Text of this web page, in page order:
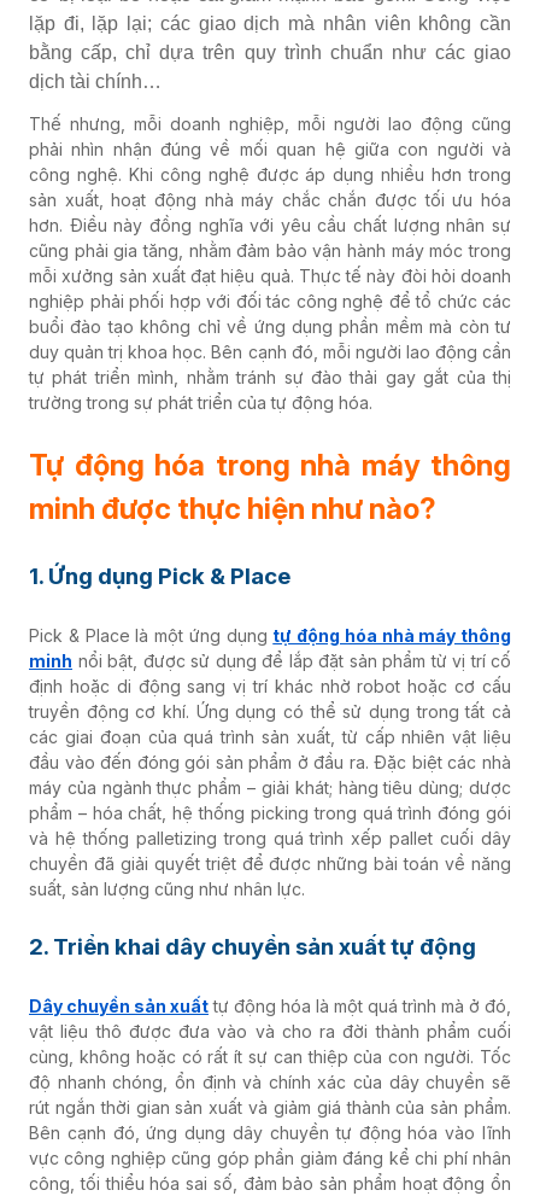
lặp đi, lặp lại; các giao dịch mà nhân viên không cần
bằng cấp, chỉ dựa trên quy trình chuẩn như các giao
dịch tài chính…
Thế nhưng, mỗi doanh nghiệp, mỗi người lao động cũng
phải nhìn nhận đúng về mối quan hệ giữa con người và
công nghệ. Khi công nghệ được áp dụng nhiều hơn trong
sản xuất, hoạt động nhà máy chắc chắn được tối ưu hóa
hơn. Điều này đồng nghĩa với yêu cầu chất lượng nhân sự
cũng phải gia tăng, nhằm đảm bảo vận hành máy móc trong
mỗi xưởng sản xuất đạt hiệu quả. Thực tế này đòi hỏi doanh
nghiệp phải phối hợp với đối tác công nghệ để tổ chức các
buổi đào tạo không chỉ về ứng dụng phần mềm mà còn tư
duy quản trị khoa học. Bên cạnh đó, mỗi người lao động cần
tự phát triển mình, nhằm tránh sự đào thải gay gắt của thị
trường trong sự phát triển của tự động hóa.
Tự động hóa trong nhà máy thông
minh được thực hiện như nào?
1. Ứng dụng Pick & Place
Pick & Place là một ứng dụng tự động hóa nhà máy thông
minh nổi bật, được sử dụng để lắp đặt sản phẩm từ vị trí cố
định hoặc di động sang vị trí khác nhờ robot hoặc cơ cấu
truyền động cơ khí. Ứng dụng có thể sử dụng trong tất cả
các giai đoạn của quá trình sản xuất, từ cấp nhiên vật liệu
đầu vào đến đóng gói sản phẩm ở đầu ra. Đặc biệt các nhà
máy của ngành thực phẩm – giải khát; hàng tiêu dùng; dược
phẩm – hóa chất, hệ thống picking trong quá trình đóng gói
và hệ thống palletizing trong quá trình xếp pallet cuối dây
chuyền đã giải quyết triệt để được những bài toán về năng
suất, sản lượng cũng như nhân lực.
2. Triển khai dây chuyền sản xuất tự động
Dây chuyền sản xuấttự động hóa là một quá trình mà ở đó,
vật liệu thô được đưa vào và cho ra đời thành phẩm cuối
cùng, không hoặc có rất ít sự can thiệp của con người. Tốc
độ nhanh chóng, ổn định và chính xác của dây chuyền sẽ
rút ngắn thời gian sản xuất và giảm giá thành của sản phẩm.
Bên cạnh đó, ứng dụng dây chuyền tự động hóa vào lĩnh
vực công nghiệp cũng góp phần giảm đáng kể chi phí nhân
công, tối thiểu hóa sai số, đảm bảo sản phẩm hoạt động ổn